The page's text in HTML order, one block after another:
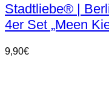
Stadtliebe® |
4er Set „Meen
9,90€